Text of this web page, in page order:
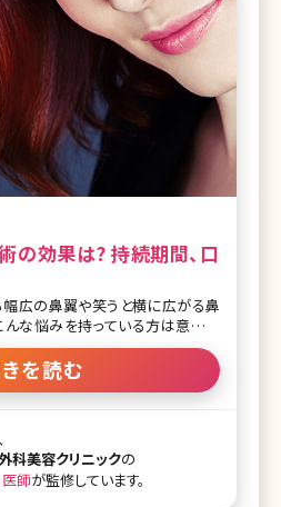
の効果は? 持続期間、口
広の鼻翼や笑うと横に広がる鼻
な悩みを持っている方は意外に
鼻は眼や口元と違ってメイクで見
どできないパーツ。それだけに本
と思ったら美容整形に頼るしか方
いう人が多いのも事実。そこで注
小」という方法です。ここで切らな
きます。 【監修医師から
鼻は皮膚が厚く丸みを帯びた形を
を読む
科美容クリニックの
医師が監修しています。